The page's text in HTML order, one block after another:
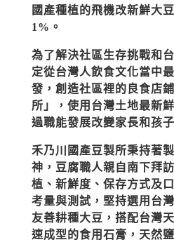
國產種植的飛機改新鮮大
1% 。
為了解決社區生存挑戰和
定從台灣人飲食文化當中
發，創造社區裡的良食店
所」，使用台灣土地最新
過職能發展改變家長和孩
禾乃川國產豆製所秉持著
神，豆腐職人親自南下拜
植、新鮮度、保存方式及
考量與測試，堅持選用台
友善耕種大豆，搭配台灣
速成型的食用石膏，天然